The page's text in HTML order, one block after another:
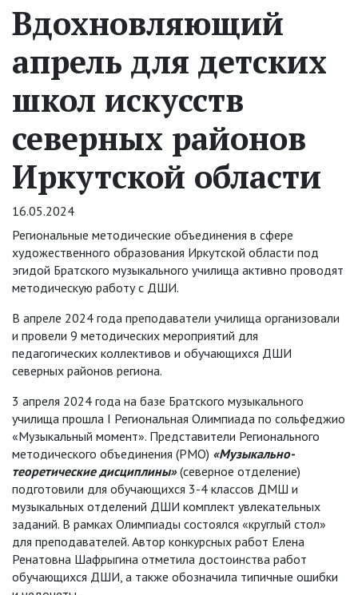
Вдохновляющий
апрель для детских
школ искусств
северных районов
Иркутской области
16.05.2024
Региональные методические объединения в сфере
художественного образования Иркутской области под
эгидой Братского музыкального училища активно проводят
методическую работу с ДШИ.
В апреле 2024 года преподаватели училища организовали
и провели 9 методических мероприятий для
педагогических коллективов и обучающихся ДШИ
северных районов региона.
3 апреля 2024 года на базе Братского музыкального
училища прошла I Региональная Олимпиада по сольфеджио
«Музыкальный момент». Представители Регионального
методического объединения (РМО) «Музыкально-
теоретические дисциплины»(северное отделение)
подготовили для обучающихся 3-4 классов ДМШ и
музыкальных отделений ДШИ комплект увлекательных
заданий. В рамках Олимпиады состоялся «круглый стол»
для преподавателей. Автор конкурсных работ Елена
Ренатовна Шафрыгина отметила достоинства работ
обучающихся ДШИ, а также обозначила типичные ошибки